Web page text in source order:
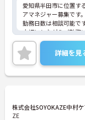
愛知県半田市に位置す
アマネジャー募集です。
勤務日数は相談可能で
大切にしながらご勤務
度があり、働きながら
ご興味のある方には、
に詳細をご案内します
い！
詳細を見
株式会社SOYOKAZE中村
ZE